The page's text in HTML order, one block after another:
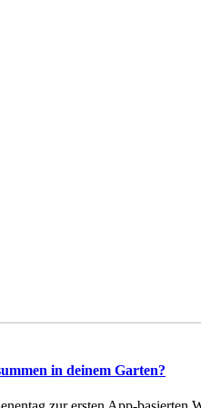
in deinem Garten?